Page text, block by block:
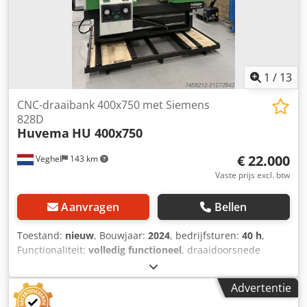
360° rondom de kolom draaibaar Draad snijden tot M24
Koelmiddelinrichting
1 / 13
Veghel 143 km
CNC-draaibank 400x750 met Siemens
828D
Huvema HU 400x750
€ 22.000
Vaste prijs excl. btw
Aanvragen Bellen
Toestand: nieuw, Bouwjaar: 2024, bedrijfsturen: 40 h,
Functionaliteit: volledig functioneel, draaidoorsnede
240 mm
doorgang:66 mm, verplaatsingsafstand X-as:210 mm,
verplaatsingsafstand Z-as:
, spil-motorvermogen:
Advertentie